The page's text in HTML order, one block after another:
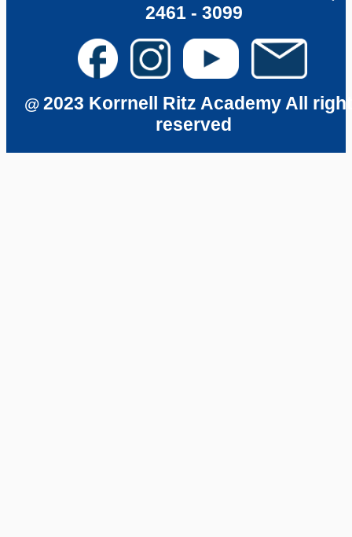
2461 - 3099
@ 2023 Korrnell Ritz Academy All
reserved